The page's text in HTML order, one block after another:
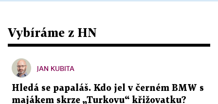
Vybíráme z HN
JAN KUBITA
Hledá se papaláš. Kdo jel v černém BMW s
majákem skrze „Turkovu“ křižovatku?